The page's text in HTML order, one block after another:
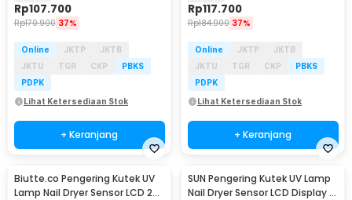
Rp107.700
Rp170.900 37%
Online JKTP
JKTB
JKTU
TGR CKP
PBKS
PDPK
Lihat Ketersediaan Stok
+ Keranjang
Rp117.700
Rp184.900 37%
Online JKTP
JKTB
JKTU
TGR CKP
PBKS
PDPK
Lihat Ketersediaan Stok
+ Keranjang
Biutte.co Pengering Kutek UV
Lamp Nail Dryer Sensor LCD 24
SUN Pengering Kutek UV Lamp
Nail Dryer Sensor LCD Display -